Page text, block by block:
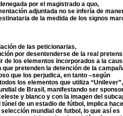
por el magistrado a quo,
adjuntada no se infería de
de la medida de los signos
de las peticionarias,
por desentenderse de la real
de los elementos incorporados a la
pretenden la detención de la
que los perjudica, en tanto –según
los elementos que utiliza
de Brasil, manifestando ser
y blanco y con la imagen del
de un estadio de fútbol, implica
mundial de futbol, lo que así es